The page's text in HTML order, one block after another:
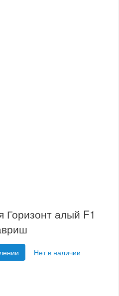
Горизонт алый F1
Нет в наличии